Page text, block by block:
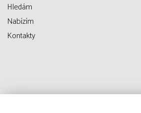
Hledám
Nabízím
Kontakty